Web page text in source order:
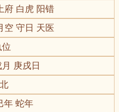
府 白虎 阳错
空 守日 天医
庚戌日
年 蛇年